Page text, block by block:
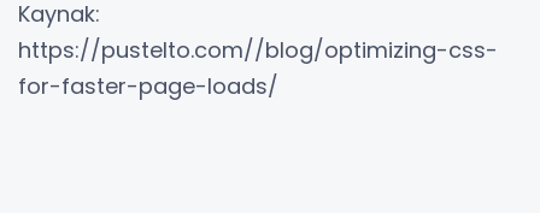
Kaynak:
https://pustelto.com//blog/optimizing-css-
for-faster-page-loads/